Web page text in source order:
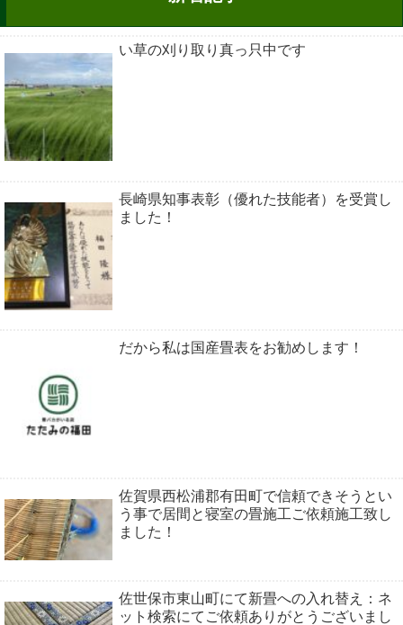
い草の刈り取り真っ只中です
長崎県知事表彰（優れた技能者）を受賞し
ました！
だから私は国産畳表をお勧めします！
佐賀県西松浦郡有田町で信頼できそうとい
う事で居間と寝室の畳施工ご依頼施工致し
ました！
佐世保市東山町にて新畳への入れ替え：ネ
ット検索にてご依頼ありがとうございまし